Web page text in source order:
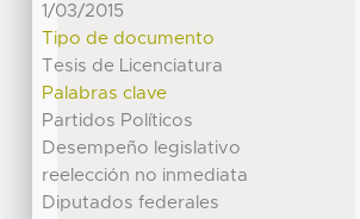
1/03/2015
Tipo de documento
Tesis de Licenciatura
Palabras clave
Partidos Políticos
Desempeño legislativo
reelección no inmediata
Diputados federales